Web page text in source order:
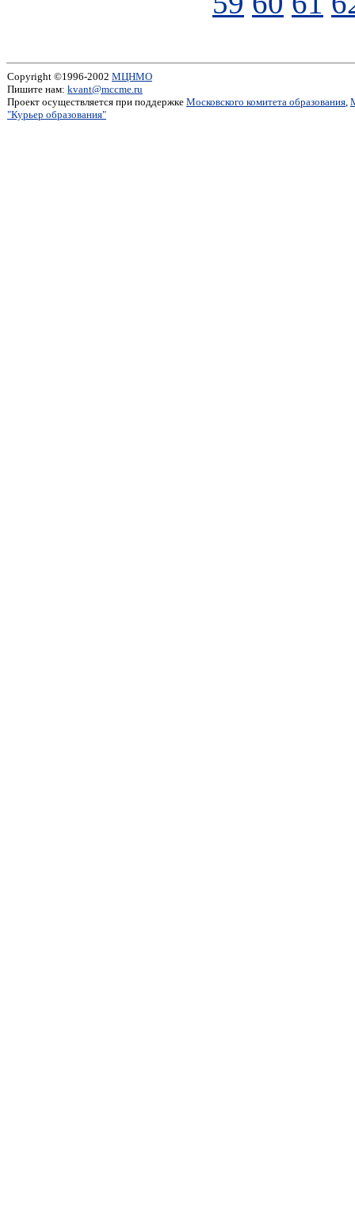
Copyright ©1996-2002 МЦНМО
Пишите нам: kvant@mccme.ru
Проект осуществляется при поддержке Московского комитета образования,
"Курьер образования"